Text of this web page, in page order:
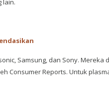
lain.
Samsung, dan Sony.
Consumer Reports. Untuk